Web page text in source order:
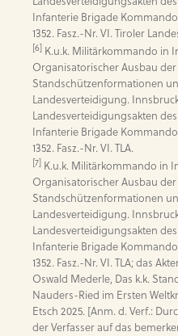
Infanterie Brigade Kommando
[6] K.u.k. Militärkommando in
Organisatorischer Ausbau der
Standschützenformationen
Landesverteidigung. Innsbruck,
Landesverteidigungsakten des
Infanterie Brigade Kommando
[7] K.u.k. Militärkommando in
Organisatorischer Ausbau der
Standschützenformationen
Landesverteidigung. Innsbruck,
Landesverteidigungsakten des
Infanterie Brigade Kommando
1352. Fasz.-Nr. VI. TLA; das
Oswald Mederle, Das k.k.
Nauders-Ried im Ersten
Etsch 2025. [Anm. d. Verf.:
der Verfasser auf das